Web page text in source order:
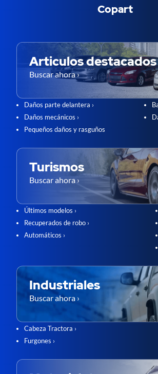
Copart
Articulos destacados
Buscar ahora ›
Daños parte delantera ›
Daños mecánicos ›
Pequeños daños y rasguños
Turismos
Buscar ahora ›
Últimos modelos ›
Recuperados de robo ›
Automáticos ›
Industriales
Buscar ahora ›
Cabeza Tractora ›
Furgones ›